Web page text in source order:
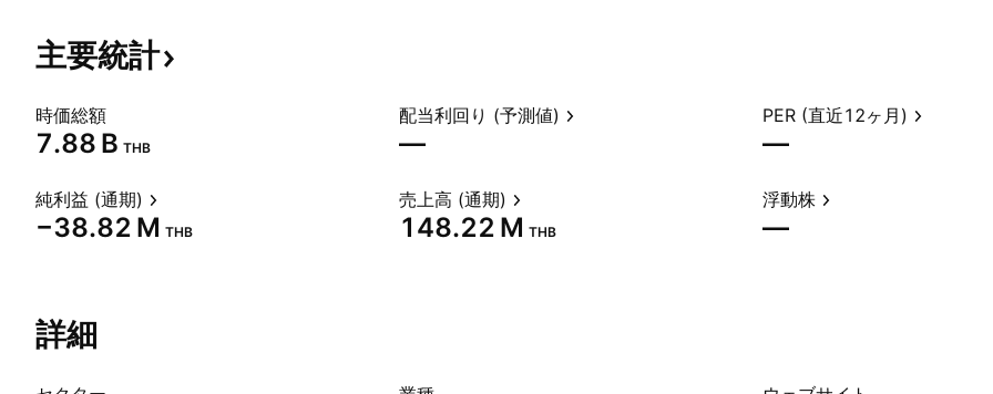
主要統計
時価総額
‪7.88 B‬ THB
配当利回り (予測値)
—
PER (直近12ヶ月)
—
純利益 (通期)
‪−38.82 M‬ THB
売上高 (通期)
‪148.22 M‬ THB
浮動株
—
詳細